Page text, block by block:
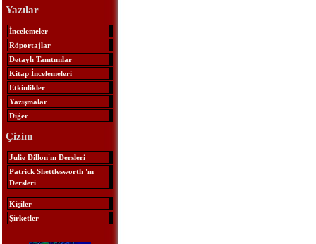
Yazılar
İncelemeler
Röportajlar
Detaylı Tanıtımlar
Kitap İncelemeleri
Etkinlikler
Yazışmalar
Diğer
Çizim
Julie Dillon'ın Dersleri
Patrick Shettlesworth 'ın
Dersleri
Kişiler
Şirketler